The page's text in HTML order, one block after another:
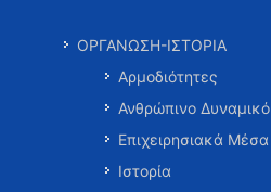
ΟΡΓΑΝΩΣΗ-ΙΣΤΟΡΙΑ
Αρμοδιότητες
Ανθρώπινο Δυναμικό
Επιχειρησιακά Μέσα
Ιστορία